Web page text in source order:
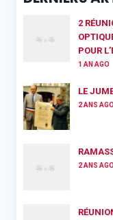
2
POUR
1 AN AGO
LE
2 ANS AGO
2 ANS AGO